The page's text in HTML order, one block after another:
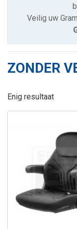
Veilig uw
ZONDER
Enig resultaat